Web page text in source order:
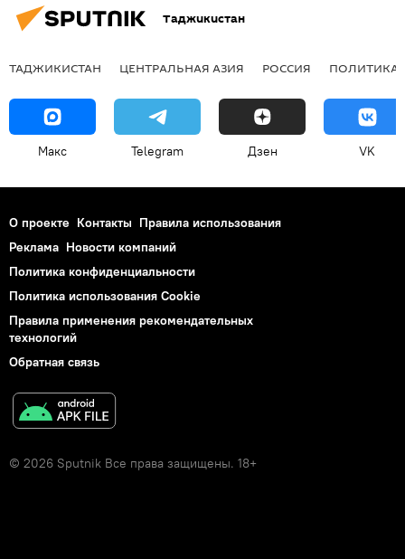
Таджикистан
ТАДЖИКИСТАН ЦЕНТРАЛЬНАЯ АЗИЯ РОССИЯ ПОЛИТИКА
Макс Telegram Дзен VK
О проекте Контакты Правила использования
Реклама Новости компаний
Политика конфиденциальности
Политика использования Cookie
Правила применения рекомендательных
технологий
Обратная связь
© 2026 Sputnik Все права защищены. 18+